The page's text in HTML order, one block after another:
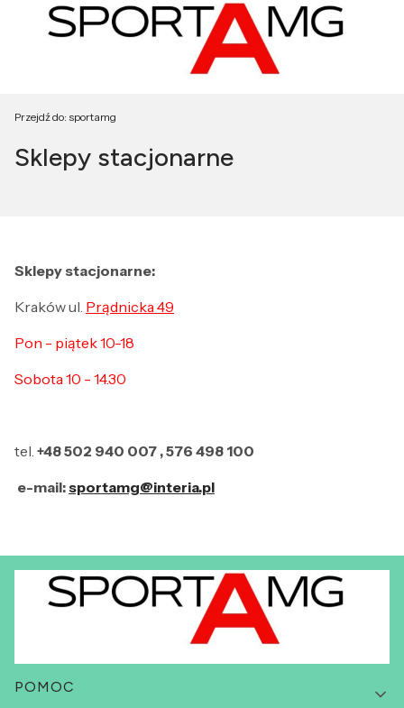
Przejdź do: sportamg
Sklepy stacjonarne
Sklepy stacjonarne:
Kraków ul. Prądnicka 49
Pon - piątek 10-18
Sobota 10 - 14.30
tel. +48 502 940 007 , 576 498 100
e-mail:sportamg@interia.pl
Linki w stopce
POMOC